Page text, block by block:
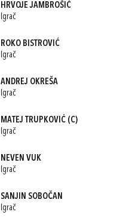
HRVOJE JAMBROŠIĆ
Igrač
ROKO BISTROVIĆ
Igrač
ANDREJ OKREŠA
Igrač
MATEJ TRUPKOVIĆ (C)
Igrač
NEVEN VUK
Igrač
SANJIN SOBOČAN
Igrač